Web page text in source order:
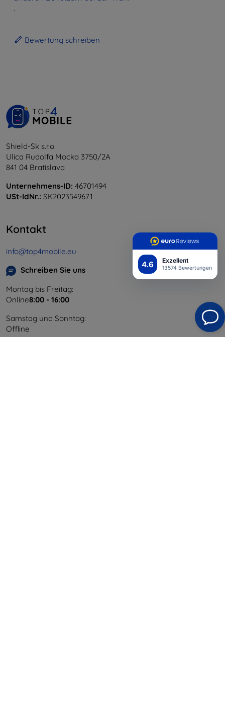
4.6 Exzellent
13574 Bewertungen
.
Bewertung schreiben
Shield-Sk s.r.o.
Ulica Rudolfa Mocka 3750/2A
841 04 Bratislava
Unternehmens-ID: 46701494
USt-IdNr.: SK2023549671
Kontakt
info@top4mobile.eu
Schreiben Sie uns
Montag bis Freitag:
Online8:00 - 16:00
Samstag und Sonntag:
Offline